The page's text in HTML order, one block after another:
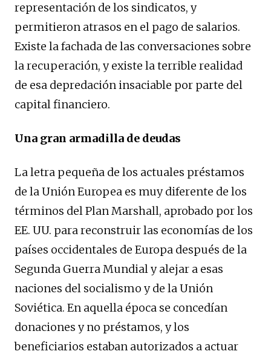
representación de los sindicatos, y
permitieron atrasos en el pago de salarios.
Existe la fachada de las conversaciones sobre
la recuperación, y existe la terrible realidad
de esa depredación insaciable por parte del
capital financiero.
Una gran armadilla de deudas
La letra pequeña de los actuales préstamos
de la Unión Europea es muy diferente de los
términos del Plan Marshall, aprobado por los
EE. UU. para reconstruir las economías de los
países occidentales de Europa después de la
Segunda Guerra Mundial y alejar a esas
naciones del socialismo y de la Unión
Soviética. En aquella época se concedían
donaciones y no préstamos, y los
beneficiarios estaban autorizados a actuar